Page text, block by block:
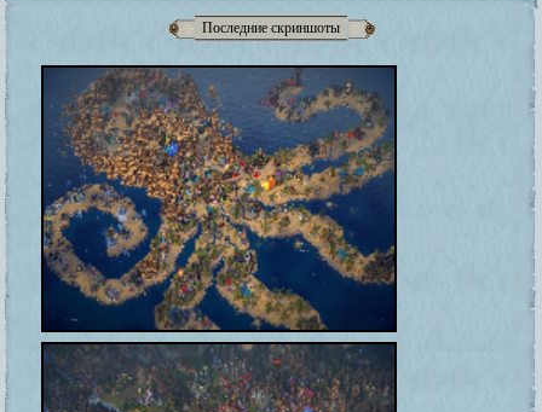
Последние скриншоты